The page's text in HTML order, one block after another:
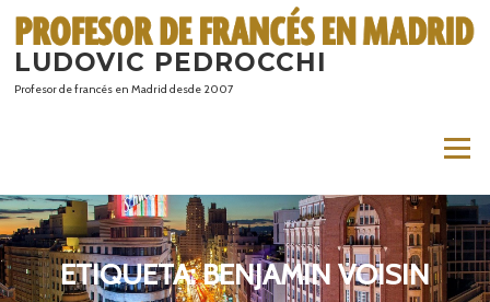
contenido
LUDOVIC PEDROCCHI
Profesor de francés en Madrid desde 2007
Menú
ETIQUETA:BENJAMIN VOISIN